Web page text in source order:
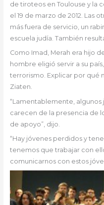
de tiroteos en Toulouse y la
el 19 de marzo de 2012. Las
más fuera de servicio, un
escuela judía. También
Como Imad, Merah era hijo
hombre eligió servir a su
terrorismo. Explicar por qué
Ziaten.
“Lamentablemente,
carecen de la presencia de
de apoyo”, dijo.
“Hay jóvenes perdidos y
tenemos que trabajar con
comunicarnos con estos